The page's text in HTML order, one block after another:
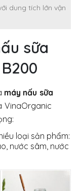
dung tích lớn vận
sữa
máy nấu sữa
VinaOrganic
loại sản phẩm:
nước sâm, nước